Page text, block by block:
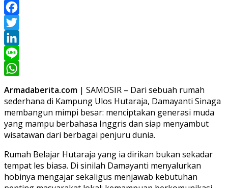
Facebook
Twitter
LinkedIn
Line
Armadaberita.com | SAMOSIR – Dari sebuah rumah
sederhana di Kampung Ulos Hutaraja, Damayanti Sinaga
membangun mimpi besar: menciptakan generasi muda
yang mampu berbahasa Inggris dan siap menyambut
wisatawan dari berbagai penjuru dunia.
Rumah Belajar Hutaraja yang ia dirikan bukan sekadar
tempat les biasa. Di sinilah Damayanti menyalurkan
hobinya mengajar sekaligus menjawab kebutuhan